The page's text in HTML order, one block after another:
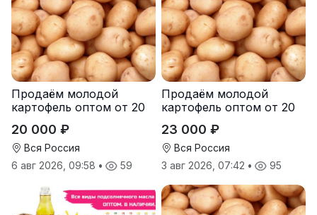
Продаём молодой
картофель оптом от 20
20 000 ₽
Вся Россия
6 авг 2026, 09:58 • 59
Продаём молодой
картофель оптом от 20
23 000 ₽
Вся Россия
3 авг 2026, 07:42 • 95